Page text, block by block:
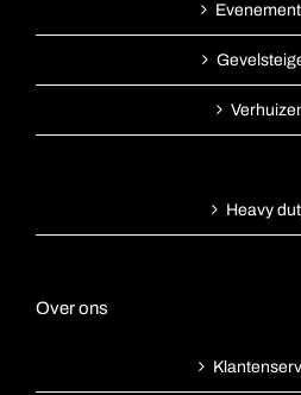
Heavy
Over ons